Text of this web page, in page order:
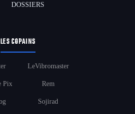
DOSSIERS
LES COPAINS
Pix
LeVibromaster
Rem
Sojirad